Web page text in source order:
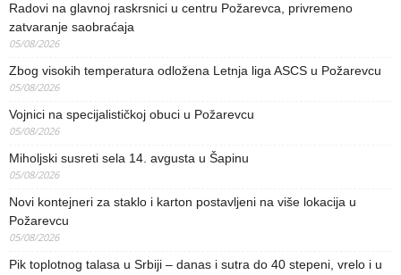
Radovi na glavnoj raskrsnici u centru Požarevca, privremeno
zatvaranje saobraćaja
05/08/2026
Zbog visokih temperatura odložena Letnja liga ASCS u Požarevcu
05/08/2026
Vojnici na specijalističkoj obuci u Požarevcu
05/08/2026
Miholjski susreti sela 14. avgusta u Šapinu
05/08/2026
Novi kontejneri za staklo i karton postavljeni na više lokacija u
Požarevcu
05/08/2026
Pik toplotnog talasa u Srbiji – danas i sutra do 40 stepeni, vrelo i u